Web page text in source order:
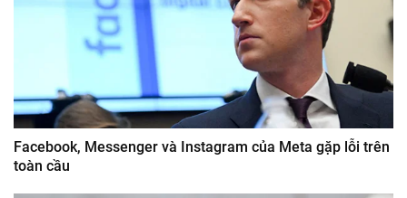
Facebook, Messenger và Instagram của Meta gặp lỗi trên
toàn cầu